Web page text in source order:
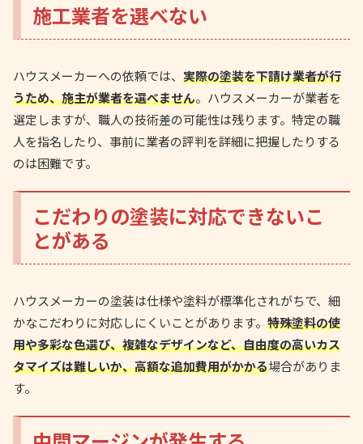
施工業者を選べない
ハウスメーカーへの依頼では、 実際の塗装を下請け業者が行
うため、施主が業者を選べません。ハウスメーカーが業者を
選定しますが、職人の技術差の可能性は残ります。特定の職
人を指名したり、事前に業者の評判を詳細に把握したりする
のは困難です。
こだわりの塗装に対応できないこ
とがある
ハウスメーカーの塗装は仕様や塗料が標準化されがちで、細
かなこだわりに対応しにくいことがあります。 特殊塗料の使
用や多彩な色選び、複雑なデザインなど、自由度の高いカス
タマイズは難しいか、高額な追加費用がかかる場合がありま
す。